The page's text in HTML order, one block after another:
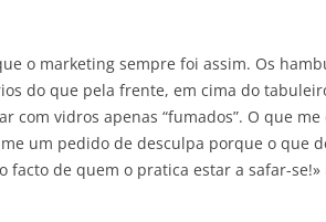
o marketing sempre foi assim. Os
do que pela frente, em cima do
com vidros apenas “fumados”. O que
um pedido de desculpa porque o que
de quem o pratica estar a safar-